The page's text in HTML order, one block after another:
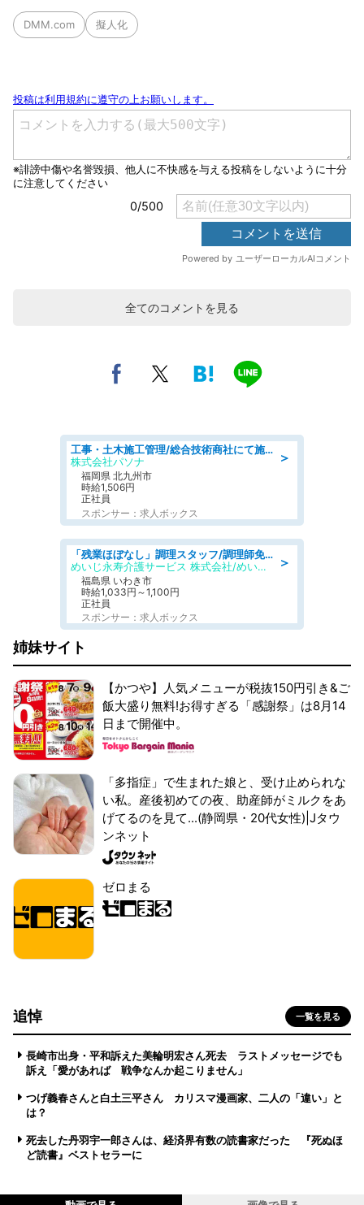
DMM.com 擬人化
全てのコメントを見る
＞
工事・土木施工管理/総合技術商社にて施工管理のお仕事/即日勤務可/車通勤可/工事・土木施工管理/生産・品質管理
株式会社パソナ
福岡県 北九州市
時給1,506円
正社員
スポンサー：求人ボックス
＞
「残業ほぼなし」調理スタッフ/調理師免許必須/正職員/日勤のみ/住宅型有料老人ホーム
めいじ永寿介護サービス 株式会社/めいじ永寿介護サービスセンター
福島県 いわき市
時給1,033円～1,100円
正社員
スポンサー：求人ボックス
姉妹サイト
【かつや】人気メニューが税抜150円引き&ご
飯大盛り無料!お得すぎる「感謝祭」は8月14
日まで開催中。
「多指症」で生まれた娘と、受け止められな
い私。産後初めての夜、助産師がミルクをあ
げてるのを見て...(静岡県・20代女性)|Jタウ
ンネット
ゼロまる
追悼 一覧を見る
長崎市出身・平和訴えた美輪明宏さん死去 ラストメッセージでも
訴え「愛があれば 戦争なんか起こりません」
つげ義春さんと白土三平さん カリスマ漫画家、二人の「違い」と
は？
死去した丹羽宇一郎さんは、経済界有数の読書家だった 『死ぬほ
ど読書』ベストセラーに